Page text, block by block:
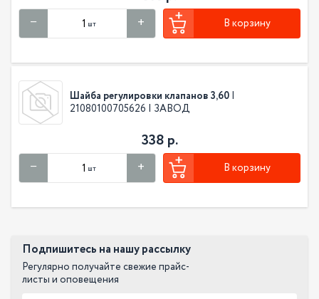
шт В корзину
Шайба регулировки клапанов 3,60 |
21080100705626 | ЗАВОД
338 р.
шт В корзину
Подпишитесь на нашу рассылку
Регулярно получайте свежие прайс-
листы и оповещения